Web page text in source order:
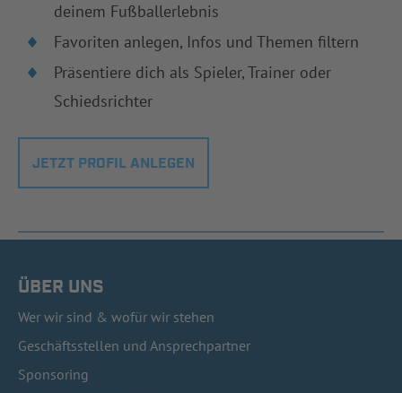
deinem Fußballerlebnis
Favoriten anlegen, Infos und Themen filtern
Präsentiere dich als Spieler, Trainer oder
Schiedsrichter
JETZT PROFIL ANLEGEN
ÜBER UNS
Wer wir sind & wofür wir stehen
Geschäftsstellen und Ansprechpartner
Sponsoring